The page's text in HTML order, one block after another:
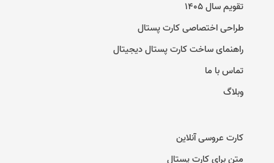
تقویم سال ۱۴۰۵
طراحی اختصاصی کارت پستال
راهنمای ساخت کارت پستال دیجیتال
تماس با ما
وبلاگ
کارت عروسی آنلاین
متن برای کارت پستال